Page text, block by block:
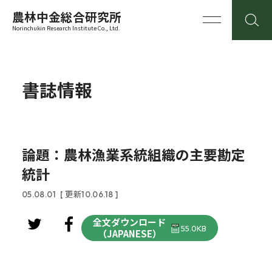
農林中金総合研究所
Norinchukin Research Institute Co., Ltd.
書誌情報
論題：農林漁業系統組織の主要勘定
統計
05.08.01 [ 更新10.06.18 ]
全文ダウンロード
（JAPANESE）
55.0KB